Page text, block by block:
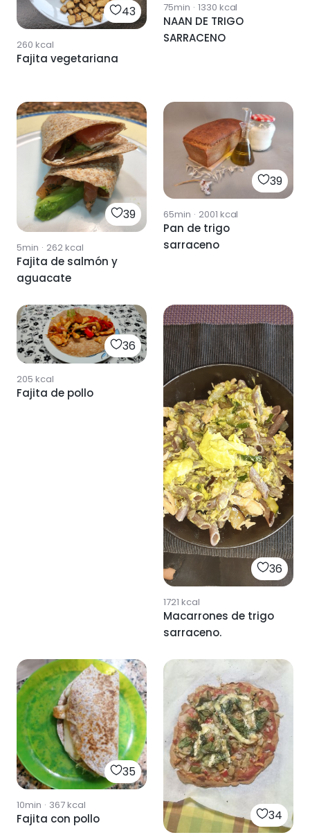
43
260 kcal
Fajita vegetariana
75min · 1330 kcal
NAAN DE TRIGO
SARRACENO
39
5min · 262kcal
Fajita de salmón y
aguacate
39
65min · 2001 kcal
Pan de trigo
sarraceno
36
205 kcal
Fajita de pollo
36
1721 kcal
Macarrones de trigo
sarraceno.
35
10min · 367kcal
Fajita con pollo 34